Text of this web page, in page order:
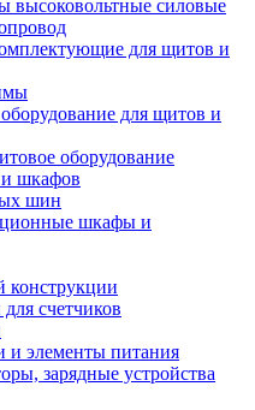
высоковольтные силовые
для щитов и
для щитов и
оборудование
шкафов
шин
шкафы и
счетчиков
и элементы питания
зарядные устройства